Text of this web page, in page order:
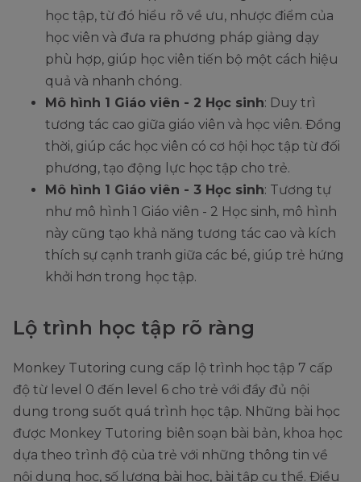
học tập, từ đó hiểu rõ về ưu, nhược điểm của
học viên và đưa ra phương pháp giảng dạy
phù hợp, giúp học viên tiến bộ một cách hiệu
quả và nhanh chóng.
Mô hình 1 Giáo viên - 2 Học sinh: Duy trì
tương tác cao giữa giáo viên và học viên. Đồng
thời, giúp các học viên có cơ hội học tập từ đối
phương, tạo động lực học tập cho trẻ.
Mô hình 1 Giáo viên - 3 Học sinh: Tương tự
như mô hình 1 Giáo viên - 2 Học sinh, mô hình
này cũng tạo khả năng tương tác cao và kích
thích sự cạnh tranh giữa các bé, giúp trẻ hứng
khởi hơn trong học tập.
Lộ trình học tập rõ ràng
Monkey Tutoring cung cấp lộ trình học tập 7 cấp
độ từ level 0 đến level 6 cho trẻ với đầy đủ nội
dung trong suốt quá trình học tập. Những bài học
được Monkey Tutoring biên soạn bài bản, khoa học
dựa theo trình độ của trẻ với những thông tin về
nội dung học, số lượng bài học, bài tập cụ thể. Điều